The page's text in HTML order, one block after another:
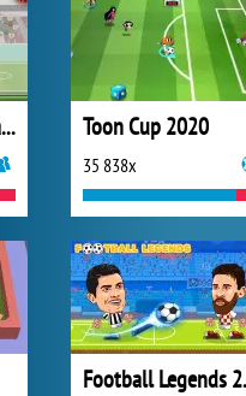
Sport Heads Football Championship Toon Cup 2020
35 838x